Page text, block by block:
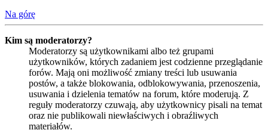
Na górę
Kim są moderatorzy?
Moderatorzy są użytkownikami albo też grupami
użytkowników, których zadaniem jest codzienne przeglądanie
forów. Mają oni możliwość zmiany treści lub usuwania
postów, a także blokowania, odblokowywania, przenoszenia,
usuwania i dzielenia tematów na forum, które moderują. Z
reguły moderatorzy czuwają, aby użytkownicy pisali na temat
oraz nie publikowali niewłaściwych i obraźliwych
materiałów.